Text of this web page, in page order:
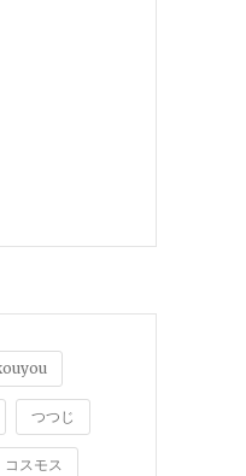
つつじ
コスモス